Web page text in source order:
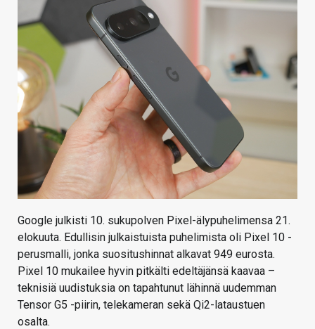
VAIHDA TEEMA
HAKU
Google julkisti 10. sukupolven Pixel-älypuhelimensa 21.
elokuuta. Edullisin julkaistuista puhelimista oli Pixel 10 -
perusmalli, jonka suositushinnat alkavat 949 eurosta.
Pixel 10 mukailee hyvin pitkälti edeltäjänsä kaavaa –
teknisiä uudistuksia on tapahtunut lähinnä uudemman
Tensor G5 -piirin, telekameran sekä Qi2-lataustuen
osalta.